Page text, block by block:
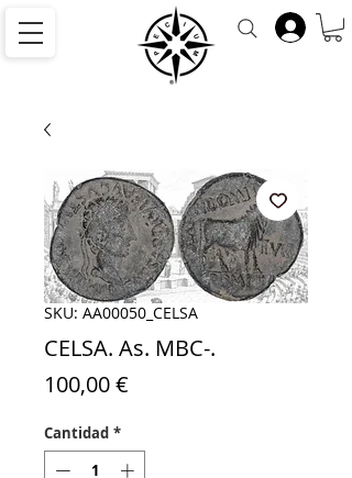
SKU: AA00050_CELSA
CELSA. As. MBC-.
100,00 €
Cantidad *